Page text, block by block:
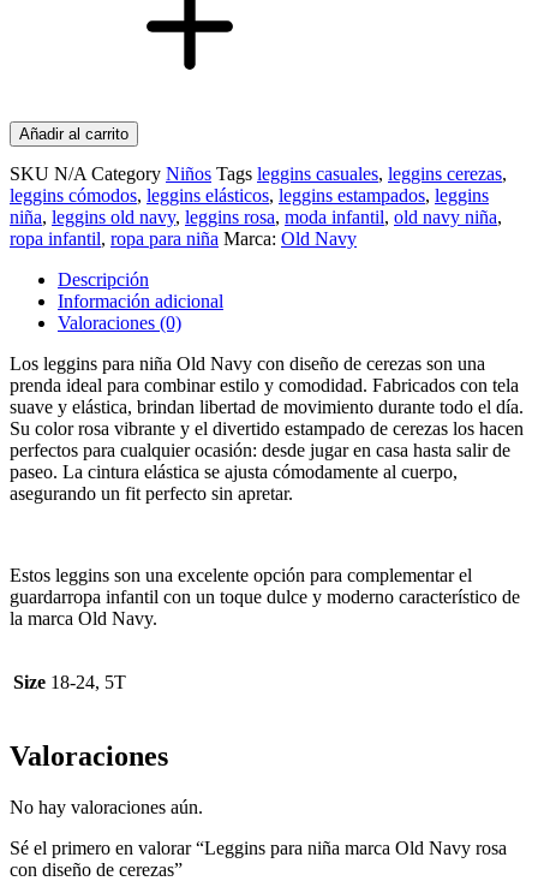
Añadir al carrito
SKU N/A Category Niños Tags leggins casuales, leggins cerezas,
leggins cómodos, leggins elásticos, leggins estampados, leggins
niña, leggins old navy, leggins rosa, moda infantil, old navy niña,
ropa infantil, ropa para niña Marca: Old Navy
Descripción
Información adicional
Valoraciones (0)
Los leggins para niña Old Navy con diseño de cerezas son una
prenda ideal para combinar estilo y comodidad. Fabricados con tela
suave y elástica, brindan libertad de movimiento durante todo el día.
Su color rosa vibrante y el divertido estampado de cerezas los hacen
perfectos para cualquier ocasión: desde jugar en casa hasta salir de
paseo. La cintura elástica se ajusta cómodamente al cuerpo,
asegurando un fit perfecto sin apretar.
Estos leggins son una excelente opción para complementar el
guardarropa infantil con un toque dulce y moderno característico de
la marca Old Navy.
Size 18-24, 5T
Valoraciones
No hay valoraciones aún.
Sé el primero en valorar “Leggins para niña marca Old Navy rosa
con diseño de cerezas”